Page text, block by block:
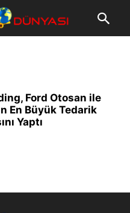
Ford Otosan ile
En Büyük Tedarik
Yaptı